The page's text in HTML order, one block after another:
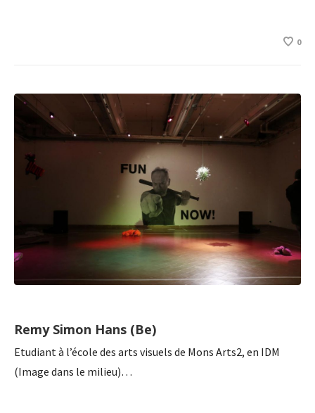
0
Remy Simon Hans (Be)
Etudiant à l’école des arts visuels de Mons Arts2, en IDM
(Image dans le milieu)…